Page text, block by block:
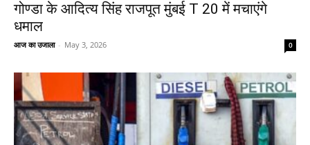
गोण्डा के आदित्य सिंह राजपूत मुंबई T 20 में मचाएंगे
धमाल
आज का उजाला - May 3, 2026 0